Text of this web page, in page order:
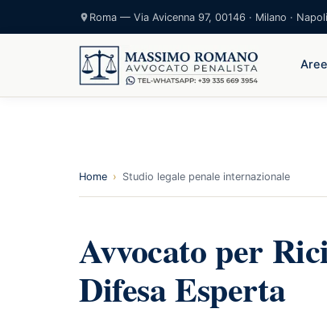
Roma — Via Avicenna 97, 00146 · Milano · Napoli
Home › Studio legale penale internazionale
Avvocato per
Difesa Esperta